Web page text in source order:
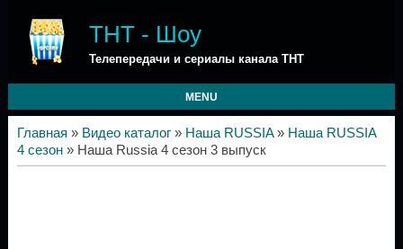
ТНТ - Шоу
Телепередачи и сериалы канала ТНТ
MENU
Главная » Видео каталог» Наша RUSSIA» Наша RUSSIA
4 сезон» Наша Russia 4 сезон 3 выпуск